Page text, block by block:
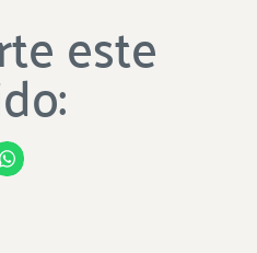
este